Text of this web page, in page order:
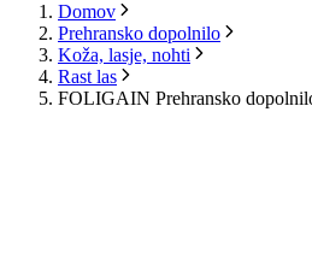
Domov
Prehransko dopolnilo
Koža, lasje, nohti
Rast las
FOLIGAIN Prehransko